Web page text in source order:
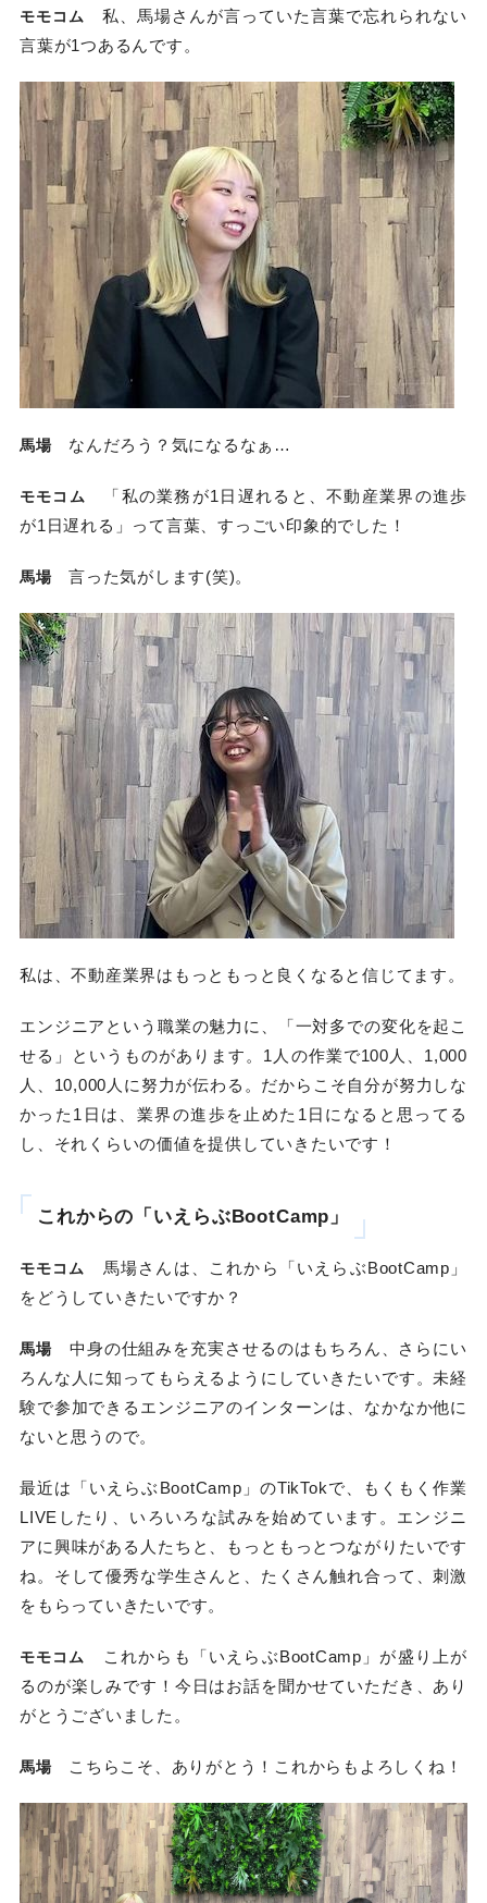
モモコム
私、馬場さんが言っていた言葉で忘れられない
言葉が1つあるんです。
馬場なんだろう？気になるなぁ…
モモコム
「私の業務が1日遅れると、不動産業界の進歩
が1日遅れる」って言葉、すっごい印象的でした！
馬場言った気がします(笑)。
私は、不動産業界はもっともっと良くなると信じてます。
エンジニアという職業の魅力に、「一対多での変化を起こ
せる」というものがあります。1人の作業で100人、1,000
人、10,000人に努力が伝わる。だからこそ自分が努力しな
かった1日は、業界の進歩を止めた1日になると思ってる
し、それくらいの価値を提供していきたいです！
これからの「いえらぶBootCamp」
モモコム
馬場さんは、これから「いえらぶBootCamp」
をどうしていきたいですか？
馬場中身の仕組みを充実させるのはもちろん、さらにい
ろんな人に知ってもらえるようにしていきたいです。未経
験で参加できるエンジニアのインターンは、なかなか他に
ないと思うので。
最近は「いえらぶBootCamp」のTikTokで、もくもく作業
LIVEしたり、いろいろな試みを始めています。エンジニ
アに興味がある人たちと、もっともっとつながりたいです
ね。そして優秀な学生さんと、たくさん触れ合って、刺激
をもらっていきたいです。
モモコム
これからも「いえらぶBootCamp」が盛り上が
るのが楽しみです！今日はお話を聞かせていただき、あり
がとうございました。
馬場こちらこそ、ありがとう！これからもよろしくね！